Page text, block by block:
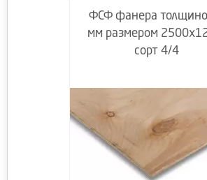
ФСФ фанера
мм размером
сорт 4/4